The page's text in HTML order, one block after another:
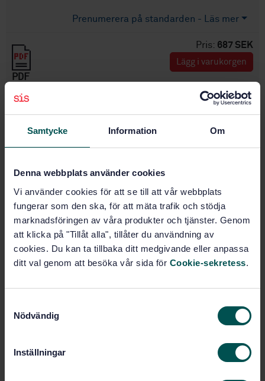
Samtycke Information Om
Denna webbplats använder cookies
Vi använder cookies för att se till att vår webbplats
fungerar som den ska, för att mäta trafik och stödja
marknadsföringen av våra produkter och tjänster. Genom
att klicka på "Tillåt alla", tillåter du användning av
cookies. Du kan ta tillbaka ditt medgivande eller anpassa
ditt val genom att besöka vår sida för Cookie-sekretess.
Nödvändig
Inställningar
Prenumerera på standarden - Läs mer
Pris: 687 SEK
PDF
Lägg i varukorgen
Fler alternativ
Språk: Svenska
Framtagen av: Fästelement, SIS/TK 103
Internationell titel:ISO general purpose
metric screw threads with coarse pitch
- Screw thread tolerances for metal end
of studs
Artikelnummer:STD-4891
1988-03-09